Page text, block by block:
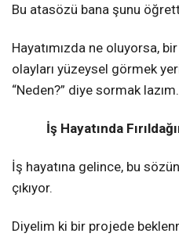
Bu atasözü bana şunu
Hayatımızda ne oluyorsa,
olayları yüzeysel görmek
“Neden?” diye sormak lazım.
İş Hayatında
İş hayatına gelince, bu
çıkıyor.
Diyelim ki bir projede